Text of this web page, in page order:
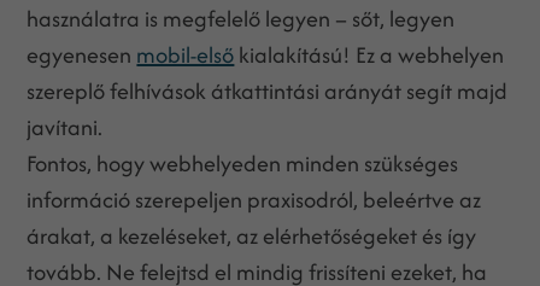
használatra is megfelelő legyen – sőt, legyen
egyenesen mobil-elsőkialakítású! Ez a webhelyen
szereplő felhívások átkattintási arányát segít majd
javítani.
Fontos, hogy webhelyeden minden szükséges
információ szerepeljen praxisodról, beleértve az
árakat, a kezeléseket, az elérhetőségeket és így
tovább. Ne felejtsd el mindig frissíteni ezeket, ha